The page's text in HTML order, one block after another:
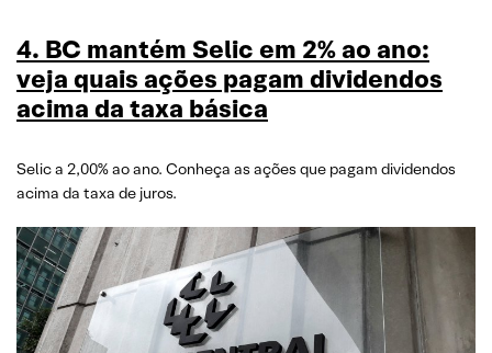
4. BC mantém Selic em 2% ao ano:
veja quais ações pagam dividendos
acima da taxa básica
Selic a 2,00% ao ano. Conheça as ações que pagam dividendos
acima da taxa de juros.